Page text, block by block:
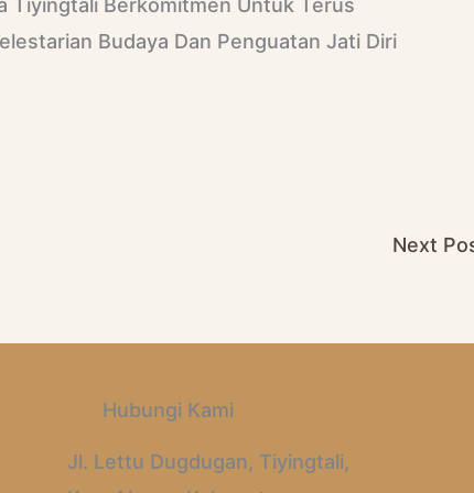
Tiyingtali Berkomitmen Untuk Terus
Budaya Dan Penguatan Jati Diri
Next
Hubungi Kami
Jl. Lettu Dugdugan, Tiyingtali,